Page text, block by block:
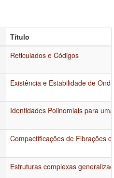
Título
Reticulados e Códigos
Existência e Estabilidade de
Identidades Polinomiais para
Compactificações de Fibrações
Estruturas complexas